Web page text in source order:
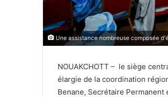
Une assistance nombreuse composée
NOUAKCHOTT – le siège
élargie de la coordination
Benane, Secrétaire